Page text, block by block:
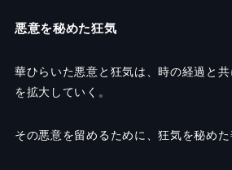
悪意を秘めた狂気
華ひらいた悪意と狂気は、時の経過と
を拡大していく。
その悪意を留めるために、狂気を秘めた